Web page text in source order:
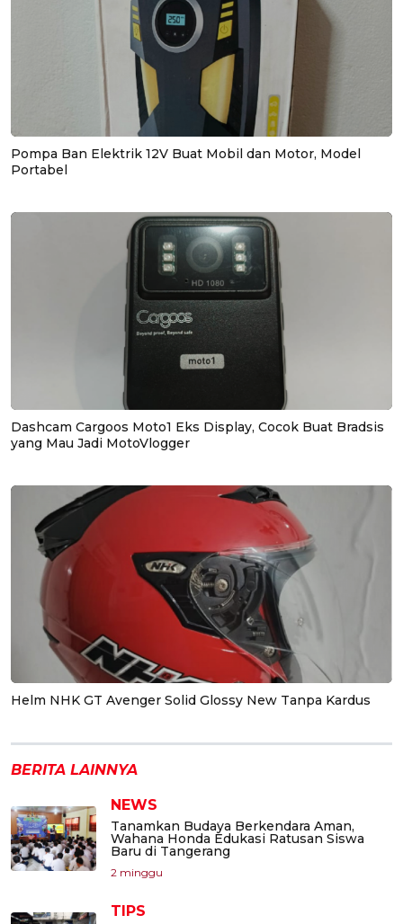
Pompa Ban Elektrik 12V Buat Mobil dan Motor, Model
Portabel
Dashcam Cargoos Moto1 Eks Display, Cocok Buat Bradsis
yang Mau Jadi MotoVlogger
Helm NHK GT Avenger Solid Glossy New Tanpa Kardus
BERITA LAINNYA
NEWS
Tanamkan Budaya Berkendara Aman,
Wahana Honda Edukasi Ratusan Siswa
Baru di Tangerang
2 minggu
TIPS